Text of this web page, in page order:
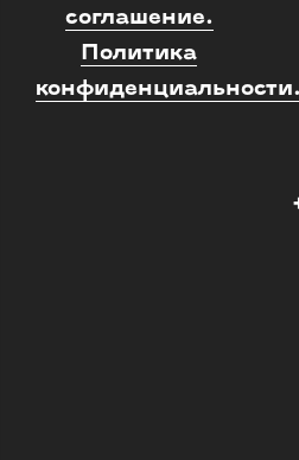
соглашение.
Политика
конфиденциальности.